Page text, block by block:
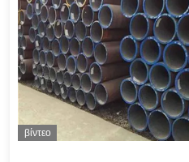
βίντεο